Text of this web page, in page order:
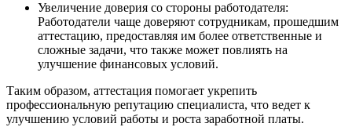
Увеличение доверия со стороны работодателя:
Работодатели чаще доверяют сотрудникам, прошедшим
аттестацию, предоставляя им более ответственные и
сложные задачи, что также может повлиять на
улучшение финансовых условий.
Таким образом, аттестация помогает укрепить
профессиональную репутацию специалиста, что ведет к
улучшению условий работы и роста заработной платы.